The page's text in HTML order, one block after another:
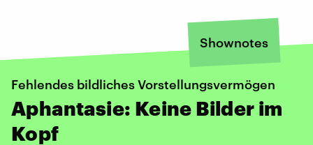
Shownotes
Fehlendes bildliches Vorstellungsvermögen
Aphantasie: Keine Bilder im
Kopf